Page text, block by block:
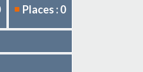
Places : 0